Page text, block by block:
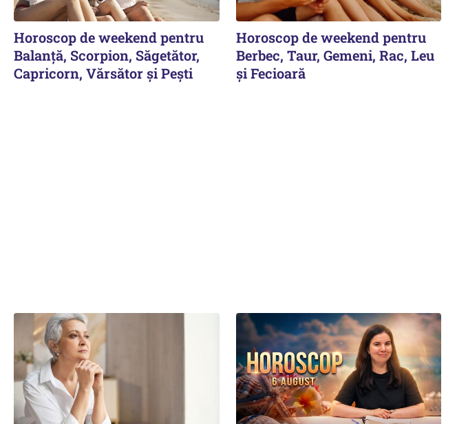
Horoscop de weekend pentru
Balanță, Scorpion, Săgetător,
Capricorn, Vărsător și Pești
Horoscop de weekend pentru
Berbec, Taur, Gemeni, Rac, Leu
și Fecioară